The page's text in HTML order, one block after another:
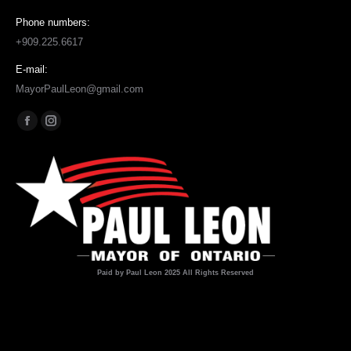
Phone numbers:
+909.225.6617
E-mail:
MayorPaulLeon@gmail.com
Find us on:
Facebook
opens
in
new
window
Instagram
opens
new
window
Paid by Paul Leon 2025 All Rights Reserved